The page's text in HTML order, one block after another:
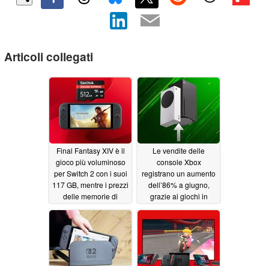
Articoli collegati
Final Fantasy XIV è il
gioco più voluminoso
per Switch 2 con i suoi
117 GB, mentre i prezzi
delle memorie di
rimangono elevati
07/26/2026
Le vendite delle
console Xbox
registrano un aumento
dell’86% a giugno,
grazie ai giochi in
all’aumento dei prezzi
07/23/2026